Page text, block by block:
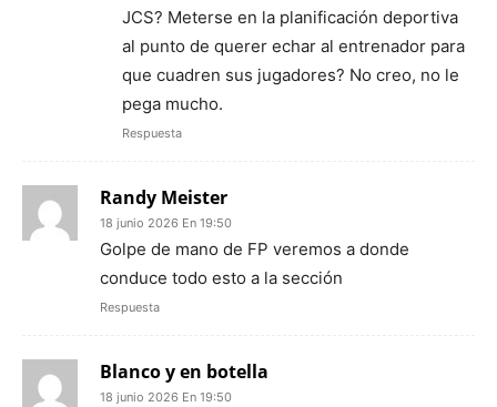
JCS? Meterse en la planificación deportiva
al punto de querer echar al entrenador para
que cuadren sus jugadores? No creo, no le
pega mucho.
Respuesta
Randy Meister
18 junio 2026 En 19:50
Golpe de mano de FP veremos a donde
conduce todo esto a la sección
Respuesta
Blanco y en botella
18 junio 2026 En 19:50